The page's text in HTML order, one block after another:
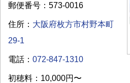
郵便番号：573-0016
住所： 大阪府枚方市村野本町
29-1
電話： 072-847-1310
初穂料：10,000円〜